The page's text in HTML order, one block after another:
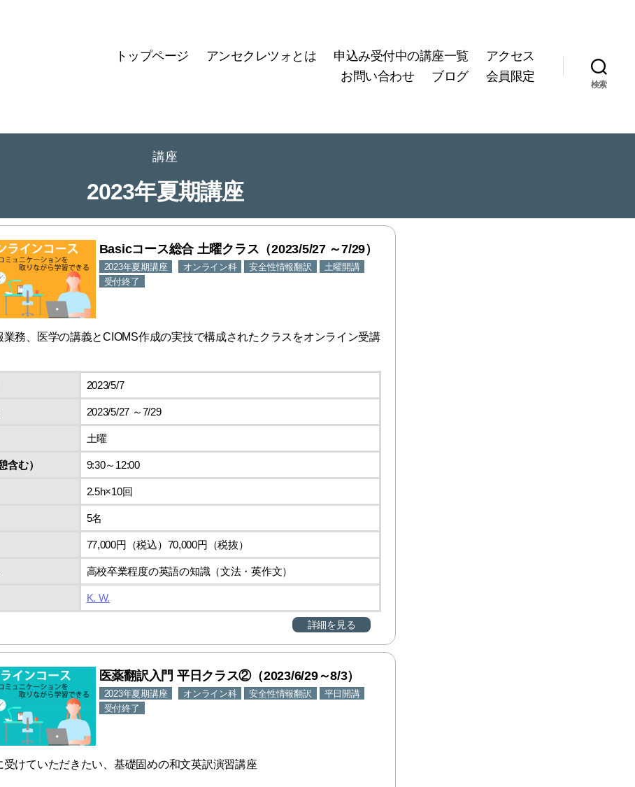
トップページ アンセクレツォとは 申込み受付中の講座一覧
アクセス
お問い合わせ
ブログ 会員限定
検索
講座
2023年夏期講座
Basicコース総合 土曜クラス（2023/5/27 ～7/29）
2023年夏期講座 オンライン科 安全性情報翻訳
土曜開講
受付終了
業務、医学の講義とCIOMS作成の実技で構成されたクラスをオンライン受講
2023/5/7
2023/5/27 ～7/29
土曜
含む） 9:30～12:00
2.5h×10回
5名
77,000円（税込）70,000円（税抜）
高校卒業程度の英語の知識（文法・英作文）
K. W.
詳細を見る
医薬翻訳入門 平日クラス②（2023/6/29～8/3）
2023年夏期講座 オンライン科 安全性情報翻訳
平日開講
受付終了
受けていただきたい、基礎固めの和文英訳演習講座